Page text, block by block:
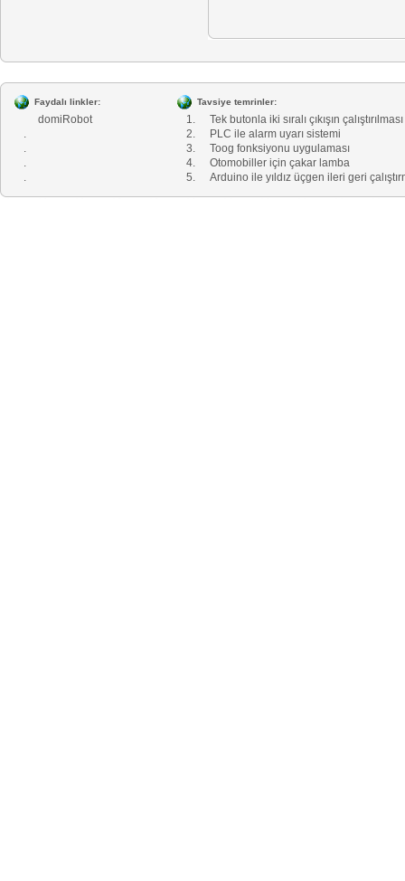
Faydalı linkler:
domiRobot
.
.
.
.
Tavsiye temrinler:
1.
Tek butonla iki sıralı çıkışın çalıştırılması
2.
PLC ile alarm uyarı sistemi
3.
Toog fonksiyonu uygulaması
4.
Otomobiller için çakar lamba
5.
Arduino ile yıldız üçgen ileri geri